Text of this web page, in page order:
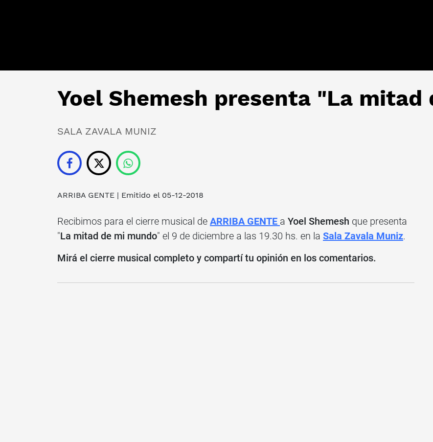
Yoel Shemesh presenta "La mitad
SALA ZAVALA MUNIZ
ARRIBA GENTE | Emitido el 05-12-2018
Recibimos para el cierre musical de ARRIBA GENTE a Yoel Shemesh que presenta
"La mitad de mi mundo" el 9 de diciembre a las 19.30 hs. en la Sala Zavala Muniz.
Mirá el cierre musical completo y compartí tu opinión en los comentarios.